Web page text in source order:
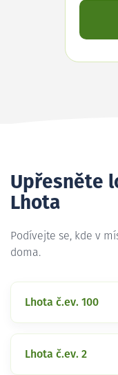
Upřesněte
Lhota
Podívejte se, kde v
doma.
Lhota č.ev. 100
Lhota č.ev. 2